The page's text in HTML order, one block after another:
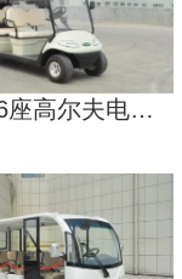
YJL-LT6座高尔夫电动车